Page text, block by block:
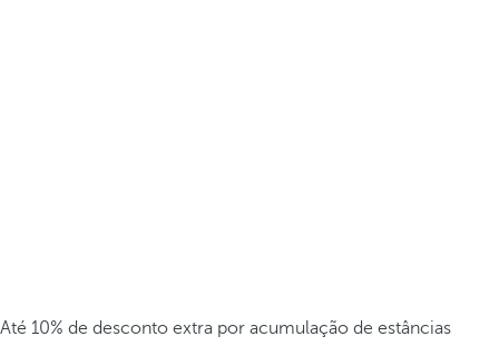
Até 10% de desconto extra por acumulação de estâncias